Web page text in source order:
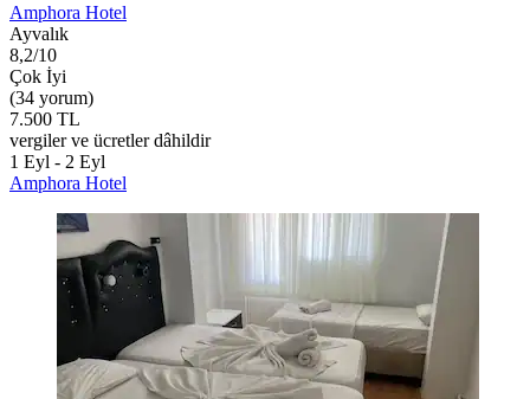
Amphora Hotel
Ayvalık
8,2/10
Çok İyi
(34 yorum)
7.500 TL
vergiler ve ücretler dâhildir
1 Eyl - 2 Eyl
Amphora Hotel